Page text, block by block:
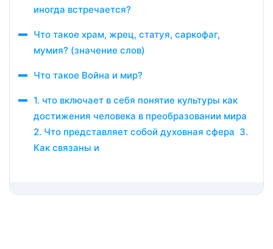
иногда встречается?
Что такое храм, жрец, статуя, саркофаг,
мумия? (значение слов)
Что такое Война и мир?
1. что включает в себя понятие культуры как
достижения человека в преобразовании мира
2. Что представляет собой духовная сфера 3.
Как связаны и